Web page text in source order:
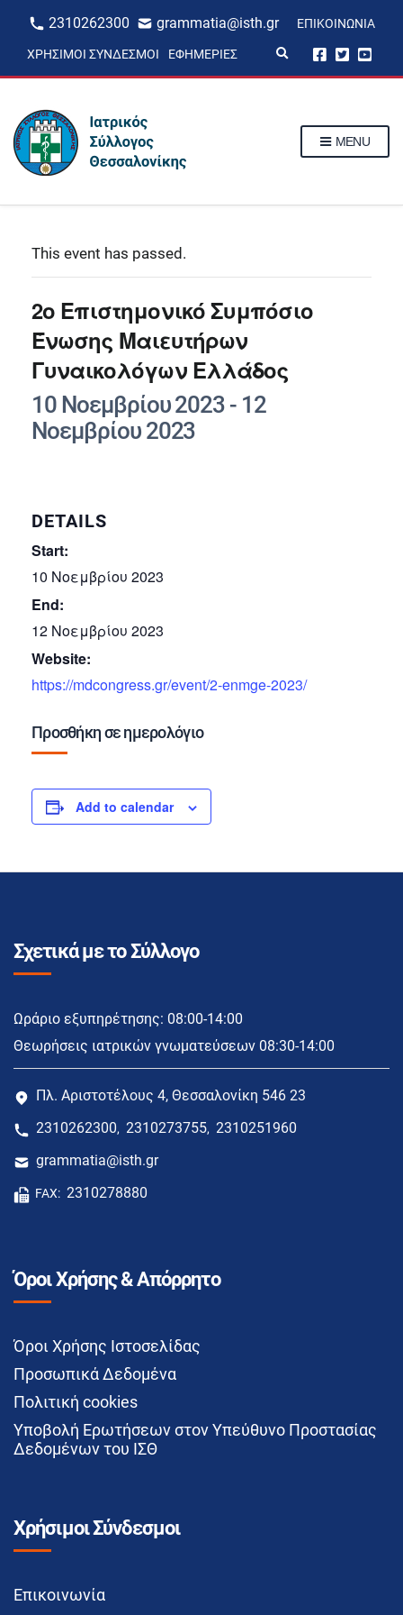
2310262300 grammatia@isth.gr ΕΠΙΚΟΙΝΩΝΊΑ
ΧΡΉΣΙΜΟΙ ΣΎΝΔΕΣΜΟΙ ΕΦΗΜΕΡΊΕΣ
p
MENU
This event has passed.
2o Επιστημονικό Συμπόσιο
Ένωσης Μαιευτήρων
Γυναικολόγων Ελλάδος
10 Νοεμβρίου 2023 - 12
Νοεμβρίου 2023
DETAILS
Start:
10 Νοεμβρίου 2023
End:
12 Νοεμβρίου 2023
Website:
https://mdcongress.gr/event/2-enmge-2023/
Προσθήκη σε ημερολόγιο
Add to calendar
Σχετικά με το Σύλλογο
Ωράριο εξυπηρέτησης: 08:00-14:00
Θεωρήσεις ιατρικών γνωματεύσεων 08:30-14:00
Πλ. Αριστοτέλους 4, Θεσσαλονίκη 546 23
2310262300, 2310273755, 2310251960
grammatia@isth.gr
FAX: 2310278880
Όροι Χρήσης & Απόρρητο
Όροι Χρήσης Ιστοσελίδας
Προσωπικά Δεδομένα
Πολιτική cookies
Υποβολή Ερωτήσεων στον Υπεύθυνο Προστασίας
Δεδομένων του ΙΣΘ
Χρήσιμοι Σύνδεσμοι
Επικοινωνία